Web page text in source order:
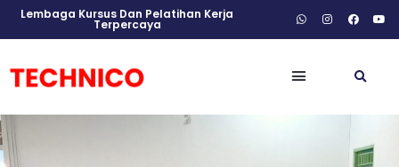
Lembaga Kursus Dan Pelatihan Kerja
Terpercaya